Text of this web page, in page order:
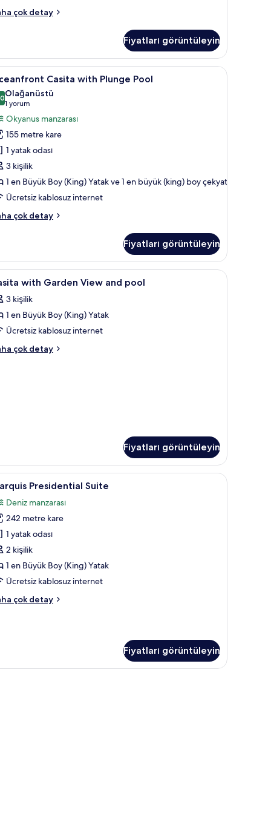
çok detay
Fiyatları görüntüleyin
ücretsiz minibar Oceanfront Casita with Plunge Pool | Kaliteli
10 Casita with Plunge Pool
/ 10
Olağanüstü
1 yorum
(1
yorum)
Okyanus manzarası
155 metre kare
1 yatak odası
3 kişilik
1 en Büyük Boy (King) Yatak ve 1 en büyük (king) boy çekyat
Ücretsiz kablosuz internet
çok detay
Fiyatları görüntüleyin
ücretsiz minibar Kaliteli yatak takımı, yastık yüzeyli yatak,
6 with Garden View and pool
3 kişilik
1 en Büyük Boy (King) Yatak
Ücretsiz kablosuz internet
çok detay
Fiyatları görüntüleyin
ücretsiz minibar Marquis Presidential Suite | Odadan manzara
9 Presidential Suite
Deniz manzarası
242 metre kare
1 yatak odası
2 kişilik
1 en Büyük Boy (King) Yatak
Ücretsiz kablosuz internet
çok detay
Fiyatları görüntüleyin